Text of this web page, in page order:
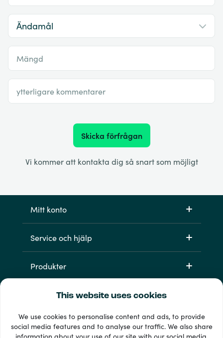
This website uses cookies
We use cookies to personalise content and ads, to provide
social media features and to analyse our traffic. We also share
information about your use of our site with our social media,
Mängd
ytterligare kommentarer
Skicka förfrågan
Vi kommer att kontakta dig så snart som möjligt
Mitt konto
Service och hjälp
Produkter